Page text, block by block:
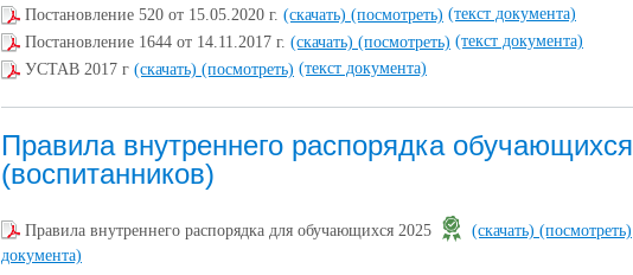
Постановление 520 от 15.05.2020 г. (скачать) (посмотреть) (текст документа)
Постановление 1644 от 14.11.2017 г. (скачать) (посмотреть) (текст документа)
УСТАВ 2017 г (скачать) (посмотреть) (текст документа)
Правила внутреннего распорядка обучающихся
(воспитанников)
Правила внутреннего распорядка для обучающихся 2025 (скачать) (посмотреть)
документа)